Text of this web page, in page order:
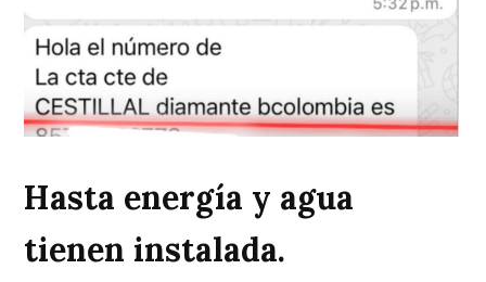
Hasta energía y agua
tienen instalada.